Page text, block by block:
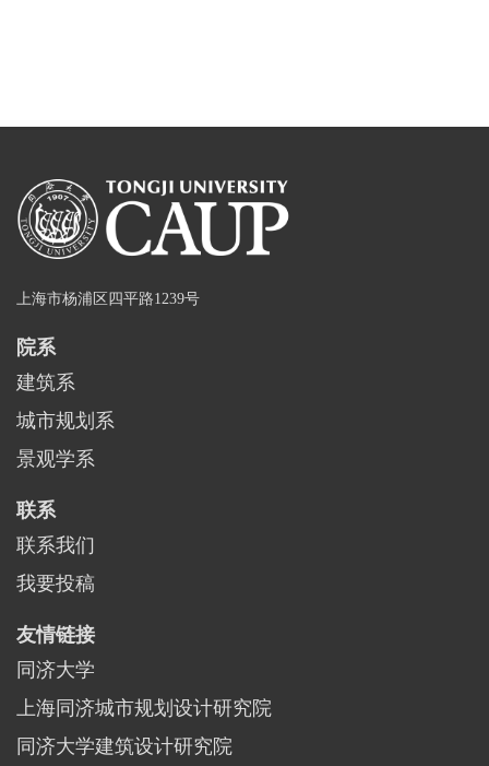
上海市杨浦区四平路1239号
院系
建筑系
城市规划系
景观学系
联系
联系我们
我要投稿
友情链接
同济大学
上海同济城市规划设计研究院
同济大学建筑设计研究院